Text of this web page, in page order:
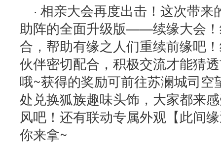
· 相亲大会再度出击！这次带
助阵的全面升级版——续缘大会
合，帮助有缘之人们重续前缘吧
伙伴密切配合，积极交流才能猜
哦~获得的奖励可前往苏澜城司空
处兑换狐族趣味头饰，大家都来
风吧！还有联动专属外观【此间
你来拿~